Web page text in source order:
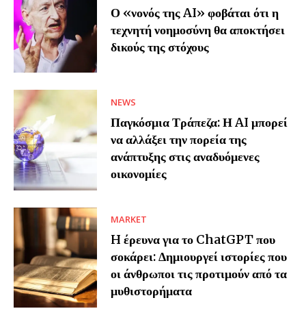
Ο «νονός της AI» φοβάται ότι η
τεχνητή νοημοσύνη θα αποκτήσει
δικούς της στόχους
NEWS
Παγκόσμια Τράπεζα: Η AI μπορεί
να αλλάξει την πορεία της
ανάπτυξης στις αναδυόμενες
οικονομίες
MARKET
H έρευνα για το ChatGPT που
σοκάρει: Δημιουργεί ιστορίες που
οι άνθρωποι τις προτιμούν από τα
μυθιστορήματα